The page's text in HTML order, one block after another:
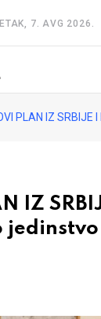
7. AVG 2026.
IZ SRBIJE I RS-a: Svesrpsko jedinstvo za
IZ